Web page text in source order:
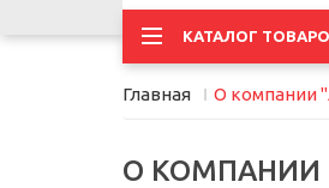
КАТАЛОГ
Главная О компании
О КОМПАНИИ